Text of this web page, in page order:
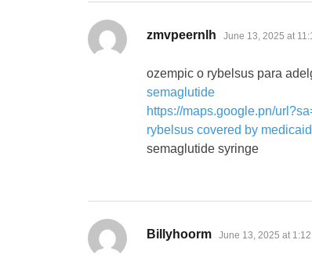
zmvpeernlh says:
June 13, 2025 at
ozempic o rybelsus para
semaglutide
https://maps.google.pn/
rybelsus covered by medicaid
semaglutide syringe
Billyhoorm says:
June 13, 2025 at